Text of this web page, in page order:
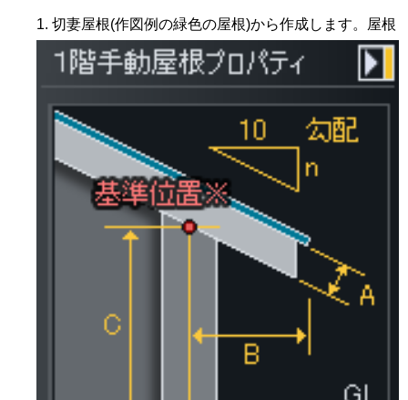
切妻屋根(作図例の緑色の屋根)から作成します。屋根